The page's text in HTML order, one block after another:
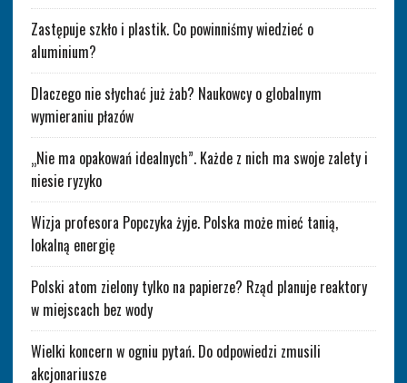
Zastępuje szkło i plastik. Co powinniśmy wiedzieć o
aluminium?
Dlaczego nie słychać już żab? Naukowcy o globalnym
wymieraniu płazów
„Nie ma opakowań idealnych”. Każde z nich ma swoje zalety i
niesie ryzyko
Wizja profesora Popczyka żyje. Polska może mieć tanią,
lokalną energię
Polski atom zielony tylko na papierze? Rząd planuje reaktory
w miejscach bez wody
Wielki koncern w ogniu pytań. Do odpowiedzi zmusili
akcjonariusze